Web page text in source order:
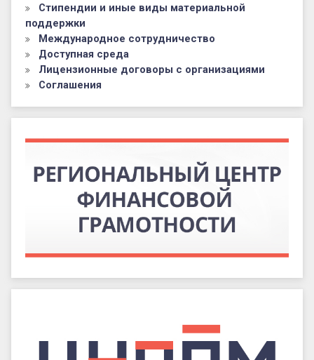
Стипендии и иные виды материальной
поддержки
Международное сотрудничество
Доступная среда
Лицензионные договоры с организациями
Соглашения